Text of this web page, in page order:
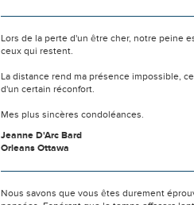
Lors de la perte d'un être cher, notre peine
ceux qui restent.
La distance rend ma présence impossible,
d'un certain réconfort.
Mes plus sincères condoléances.
Jeanne D'Arc Bard
Orleans Ottawa
Nous savons que vous êtes durement